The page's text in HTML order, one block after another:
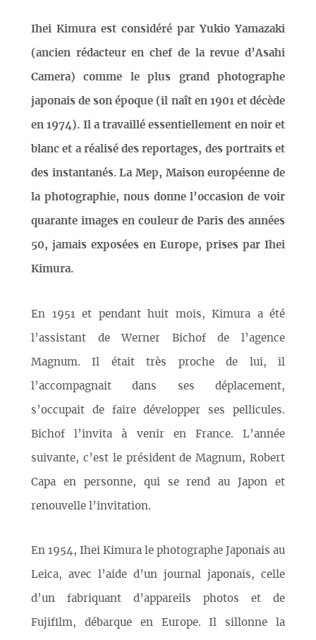
Ihei Kimura est considéré par Yukio Yamazaki
(ancien rédacteur en chef de la revue d’Asahi
Camera) comme le plus grand photographe
japonais de son époque (il naît en 1901 et décède
en 1974). Il a travaillé essentiellement en noir et
blanc et a réalisé des reportages, des portraits et
des instantanés. La Mep, Maison européenne de
la photographie, nous donne l’occasion de voir
quarante images en couleur de Paris des années
50, jamais exposées en Europe, prises par Ihei
Kimura.
En 1951 et pendant huit mois, Kimura a été
l’assistant de Werner Bichof de l’agence
Magnum. Il était très proche de lui, il
l’accompagnait dans ses déplacement,
s’occupait de faire développer ses pellicules.
Bichof l’invita à venir en France. L’année
suivante, c’est le président de Magnum, Robert
Capa en personne, qui se rend au Japon et
renouvelle l’invitation.
En 1954, Ihei Kimura le photographe Japonais au
Leica, avec l’aide d’un journal japonais, celle
d’un fabriquant d’appareils photos et de
Fujifilm, débarque en Europe. Il sillonne la